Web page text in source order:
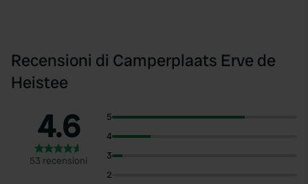
Recensioni di Camperplaats Erve de
Heistee
4.6
53 recensioni
5
4
3
2